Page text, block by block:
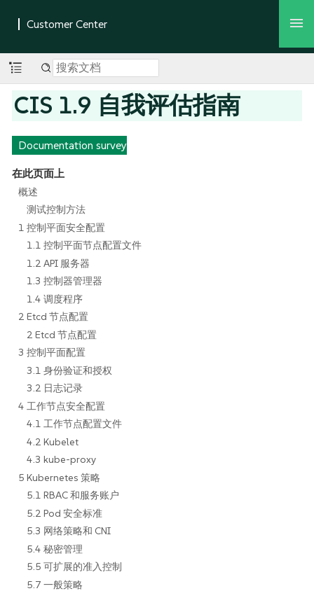
CIS 1.9 自我评估指南
Documentation survey
在此页面上
概述
测试控制方法
1 控制平面安全配置
1.1 控制平面节点配置文件
1.2 API 服务器
1.3 控制器管理器
1.4 调度程序
2 Etcd 节点配置
2 Etcd 节点配置
3 控制平面配置
3.1 身份验证和授权
3.2 日志记录
4 工作节点安全配置
4.1 工作节点配置文件
4.2 Kubelet
4.3 kube-proxy
5 Kubernetes 策略
5.1 RBAC 和服务账户
5.2 Pod 安全标准
5.3 网络策略和 CNI
5.4 秘密管理
5.5 可扩展的准入控制
5.7 一般策略